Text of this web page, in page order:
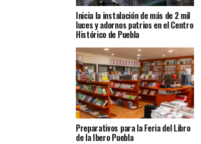
Inicia la instalación de más de 2 mil
luces y adornos patrios en el Centro
Histórico de Puebla
Preparativos para la Feria del Libro
de la Ibero Puebla